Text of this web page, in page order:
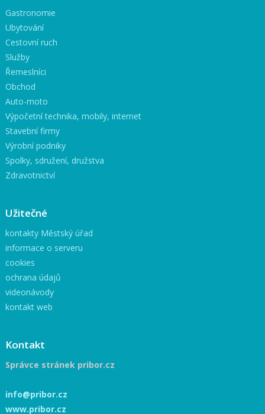
Gastronomie
Ubytování
Cestovní ruch
Služby
Řemeslníci
Obchod
Auto-moto
Výpočetní technika, mobily, internet
Stavební firmy
Výrobní podniky
Spolky, sdružení, družstva
Zdravotnictví
Užitečné
kontakty Městský úřad
informace o serveru
cookies
ochrana údajů
videonávody
kontakt web
Kontakt
Správce stránek pribor.cz
info@pribor.cz
www.pribor.cz